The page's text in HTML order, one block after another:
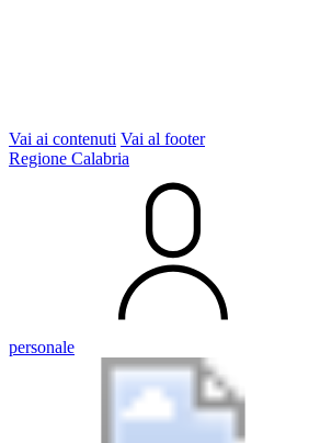
Vai ai contenuti Vai al footer
Regione Calabria
personale